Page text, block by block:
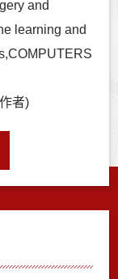
and
learning and
者)